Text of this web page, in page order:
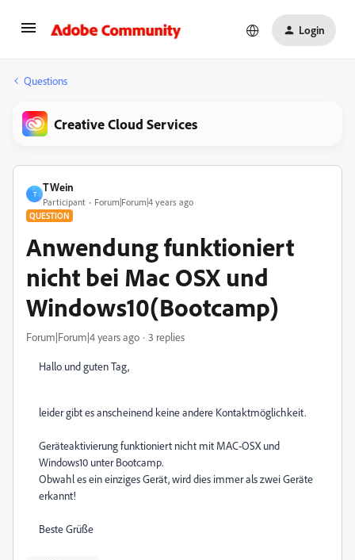
Login
Questions
Creative Cloud Services
T
TWein
Participant Forum|Forum|4 years ago
QUESTION
Anwendung funktioniert
nicht bei Mac OSX und
Windows10(Bootcamp)
Forum|Forum|4 years ago 3 replies
Hallo und guten Tag,
leider gibt es anscheinend keine andere Kontaktmöglichkeit.
Geräteaktivierung funktioniert nicht mit MAC-OSX und
Windows10 unter Bootcamp.
Obwahl es ein einziges Gerät, wird dies immer als zwei Geräte
erkannt!
Beste Grüße